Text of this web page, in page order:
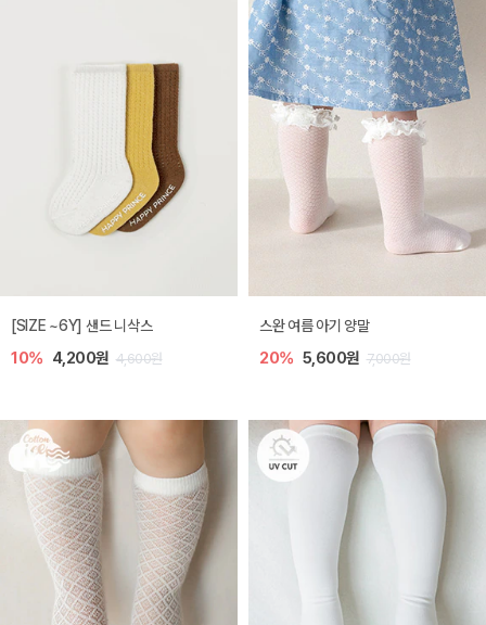
[SIZE ~6Y] 샌드 니삭스
10% 4,200원 4,600원
스완 여름 아기 양말
20% 5,600원 7,000원